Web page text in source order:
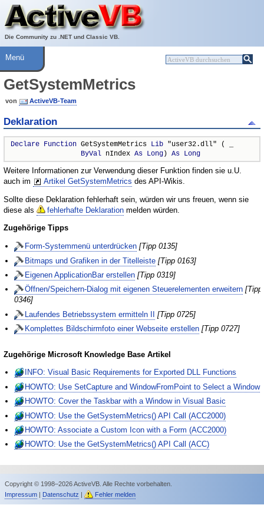
Die Community zu .NET und Classic VB.
Über ActiveVB
Hilfe
Menü
GetSystemMetrics
von ActiveVB-Team
Deklaration
Declare Function GetSystemMetrics Lib "user32.dll" ( _
ByVal nIndex As Long) As Long
Weitere Informationen zur Verwendung dieser Funktion finden sie u.U.
auch im
Artikel GetSystemMetrics des API-Wikis.
Sollte diese Deklaration fehlerhaft sein, würden wir uns freuen, wenn sie
diese als
fehlerhafte Deklaration melden würden.
Zugehörige Tipps
Form-Systemmenü unterdrücken [Tipp 0135]
Bitmaps und Grafiken in der Titelleiste [Tipp 0163]
Eigenen ApplicationBar erstellen [Tipp 0319]
Öffnen/Speichern-Dialog mit eigenen Steuerelementen erweitern [Tipp
0346]
Laufendes Betriebssystem ermitteln II [Tipp 0725]
Komplettes Bildschirmfoto einer Webseite erstellen [Tipp 0727]
Zugehörige Microsoft Knowledge Base Artikel
INFO: Visual Basic Requirements for Exported DLL Functions
HOWTO: Use SetCapture and WindowFromPoint to Select a Window
HOWTO: Cover the Taskbar with a Window in Visual Basic
HOWTO: Use the GetSystemMetrics() API Call (ACC2000)
HOWTO: Associate a Custom Icon with a Form (ACC2000)
HOWTO: Use the GetSystemMetrics() API Call (ACC)
Copyright © 1998–2026 ActiveVB. Alle Rechte vorbehalten.
Impressum| Datenschutz | Fehler melden